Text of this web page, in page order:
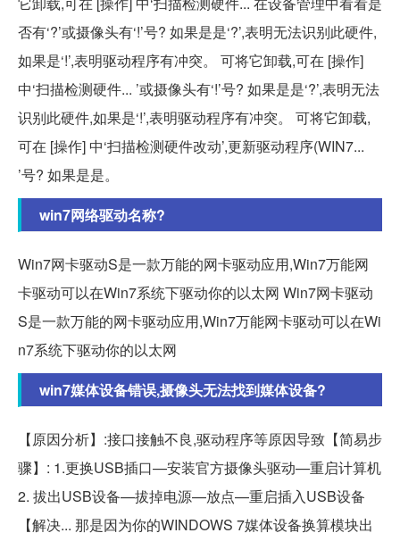
否有‘?’或摄像头有‘!’号? 如果是是‘?’,表明无法识别此硬件,
如果是‘!’,表明驱动程序有冲突。 可将它卸载,可在 [操作]
中‘扫描检测硬件... ’或摄像头有‘!’号? 如果是是‘?’,表明无法
识别此硬件,如果是‘!’,表明驱动程序有冲突。 可将它卸载,
可在 [操作] 中‘扫描检测硬件改动’,更新驱动程序(WIN7...
’号? 如果是是。
win7网络驱动名称?
Win7网卡驱动S是一款万能的网卡驱动应用,Win7万能网
卡驱动可以在Win7系统下驱动你的以太网 Win7网卡驱动
S是一款万能的网卡驱动应用,Win7万能网卡驱动可以在Wi
n7系统下驱动你的以太网
win7媒体设备错误,摄像头无法找到媒体设备?
【原因分析】:接口接触不良,驱动程序等原因导致【简易步
骤】: 1.更换USB插口—安装官方摄像头驱动—重启计算机
2. 拔出USB设备—拔掉电源—放点—重启插入USB设备
【解决... 那是因为你的WINDOWS 7媒体设备换算模块出